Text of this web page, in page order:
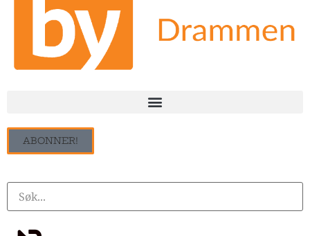
ABONNER!